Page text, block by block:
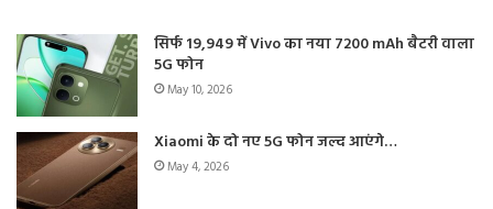
सिर्फ 19,949 में Vivo का नया 7200 mAh बैटरी वाला
5G फोन
May 10, 2026
Xiaomi के दो नए 5G फोन जल्द आएंगे…
May 4, 2026